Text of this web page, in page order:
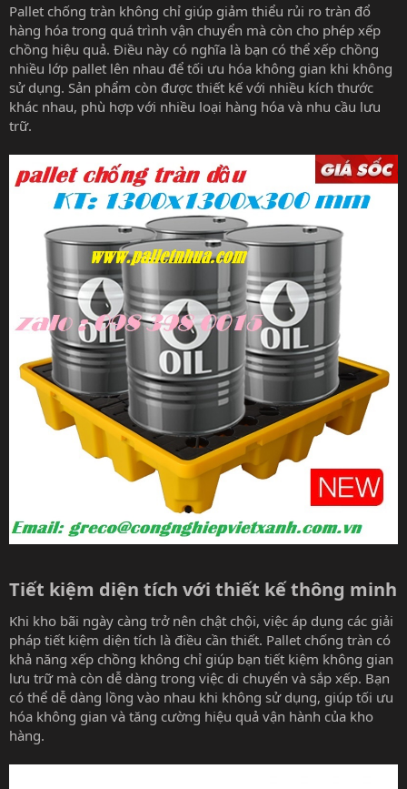
Pallet chống tràn không chỉ giúp giảm thiểu rủi ro tràn đổ
hàng hóa trong quá trình vận chuyển mà còn cho phép xếp
chồng hiệu quả. Điều này có nghĩa là bạn có thể xếp chồng
nhiều lớp pallet lên nhau để tối ưu hóa không gian khi không
sử dụng. Sản phẩm còn được thiết kế với nhiều kích thước
khác nhau, phù hợp với nhiều loại hàng hóa và nhu cầu lưu
trữ.
Tiết kiệm diện tích với thiết kế thông minh​
Khi kho bãi ngày càng trở nên chật chội, việc áp dụng các giải
pháp tiết kiệm diện tích là điều cần thiết. Pallet chống tràn có
khả năng xếp chồng không chỉ giúp bạn tiết kiệm không gian
lưu trữ mà còn dễ dàng trong việc di chuyển và sắp xếp. Bạn
có thể dễ dàng lồng vào nhau khi không sử dụng, giúp tối ưu
hóa không gian và tăng cường hiệu quả vận hành của kho
hàng.